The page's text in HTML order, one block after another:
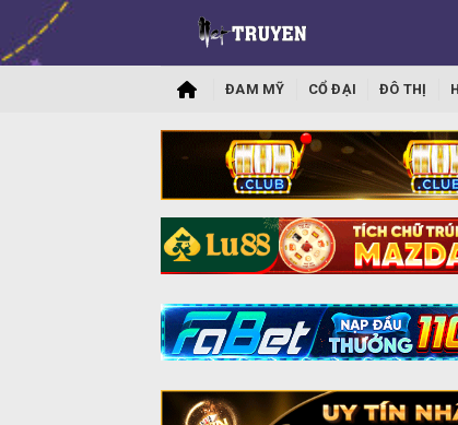
ĐAM MỸ CỔ ĐẠI ĐÔ THỊ